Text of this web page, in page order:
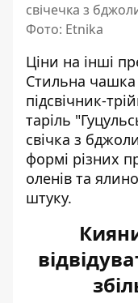
свічечка з
Фото: Etnika
Ціни на інші
Стильна
підсвічник-
таріль
свічка з
формі різних
оленів та
штуку.